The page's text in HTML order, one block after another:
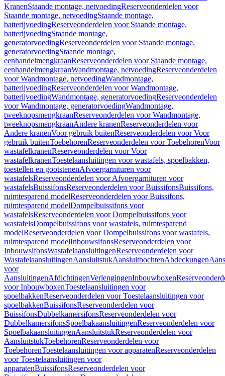
KranenStaande montage, netvoedingReserveonderdelen voor
Staande montage, netvoedingStaande montage,
batterijvoedingReserveonderdelen voor Staande montage,
batterijvoedingStaande montage,
generatorvoedingReserveonderdelen voor Staande montage,
generatorvoedingStaande montage,
eenhandelmengkraanReserveonderdelen voor Staande montage,
eenhandelmengkraanWandmontage, netvoedingReserveonderdelen
voor Wandmontage, netvoedingWandmontage,
batterijvoedingReserveonderdelen voor Wandmontage,
batterijvoedingWandmontage, generatorvoedingReserveonderdelen
voor Wandmontage, generatorvoedingWandmontage,
tweeknopsmengkraanReserveonderdelen voor Wandmontage,
tweeknopsmengkraanAndere kranenReserveonderdelen voor
Andere kranenVoor gebruik buitenReserveonderdelen voor Voor
gebruik buitenToebehorenReserveonderdelen voor ToebehorenVoor
wastafelkranenReserveonderdelen voor Voor
wastafelkranenToestelaansluitingen voor wastafels, spoelbakken,
toestellen en gootstenenAfvoergarnituren voor
wastafelsReserveonderdelen voor Afvoergarnituren voor
wastafelsBuissifonsReserveonderdelen voor BuissifonsBuissifons,
ruimtesparend modelReserveonderdelen voor Buissifons,
ruimtesparend modelDompelbuissifons voor
wastafelsReserveonderdelen voor Dompelbuissifons voor
wastafelsDompelbuissifons voor wastafels, ruimtesparend
modelReserveonderdelen voor Dompelbuissifons voor wastafels,
ruimtesparend modelInbouwsifonsReserveonderdelen voor
InbouwsifonsWastafelaansluitingenReserveonderdelen voor
WastafelaansluitingenAansluitstukAansluitbochtenAbdeckungen
voor
AansluitingenAfdichtingenVerlengingenInbouwboxen
voor InbouwboxenToestelaansluitingen voor
spoelbakkenReserveonderdelen voor Toestelaansluitingen voor
spoelbakkenBuissifonsReserveonderdelen voor
BuissifonsDubbelkamersifonsReserveonderdelen voor
DubbelkamersifonsSpoelbakaansluitingenReserveonderdelen voor
SpoelbakaansluitingenAansluitstukReserveonderdelen voor
AansluitstukToebehorenReserveonderdelen voor
ToebehorenToestelaansluitingen voor apparatenReserveonderdelen
voor Toestelaansluitingen voor
apparatenBuissifonsReserveonderdelen voor